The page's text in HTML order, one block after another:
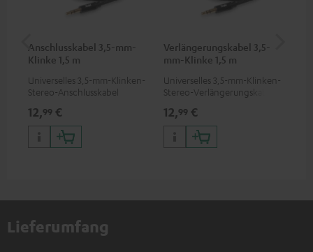
Anschlusskabel 3,5-mm-
Klinke 1,5 m
Universelles 3,5-mm-Klinken-
Stereo-Anschlusskabel
12,99 €
Verlängerungskabel 3,5-
mm-Klinke 1,5 m
Universelles 3,5-mm-Klinken-
Stereo-Verlängerungskabel
12,99 €
Lieferumfang